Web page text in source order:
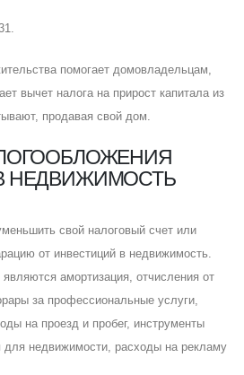
помогает домовладельцам,
вычет налога на прирост капитала из
продавая свой дом.
НЕДВИЖИМОСТЬ
свой налоговый счет или
от инвестиций в недвижимость.
являются амортизация, отчисления от
за профессиональные услуги,
на проезд и пробег, инструменты
для недвижимости, расходы на рекламу